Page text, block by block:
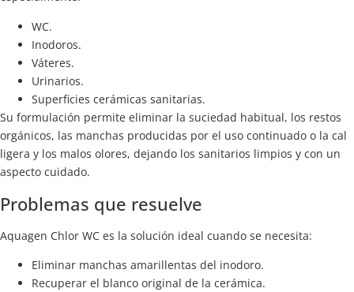
WC.
Inodoros.
Váteres.
Urinarios.
Superficies cerámicas sanitarias.
Su formulación permite eliminar la suciedad habitual, los restos
orgánicos, las manchas producidas por el uso continuado o la cal
ligera y los malos olores, dejando los sanitarios limpios y con un
aspecto cuidado.
Problemas que resuelve
Aquagen Chlor WC es la solución ideal cuando se necesita:
Eliminar manchas amarillentas del inodoro.
Recuperar el blanco original de la cerámica.